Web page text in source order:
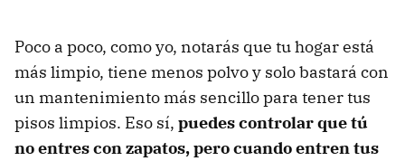
Poco a poco, como yo, notarás que tu hogar está
más limpio, tiene menos polvo y solo bastará con
un mantenimiento más sencillo para tener tus
pisos limpios. Eso sí, puedes controlar que tú
no entres con zapatos, pero cuando entren tus